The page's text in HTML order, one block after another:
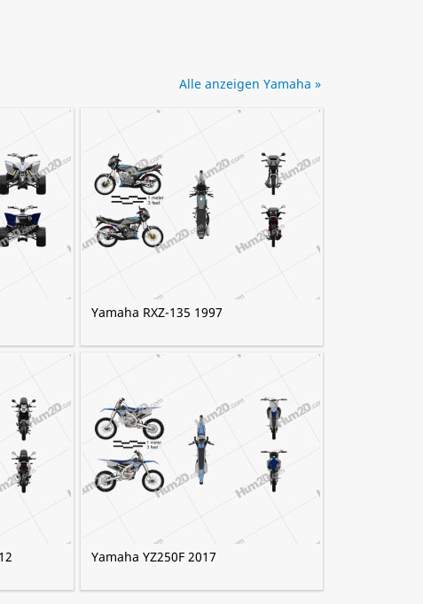
Yamaha RXZ-135 1997
Yamaha YZ250F 2017
Alle anzeigen Yamaha »